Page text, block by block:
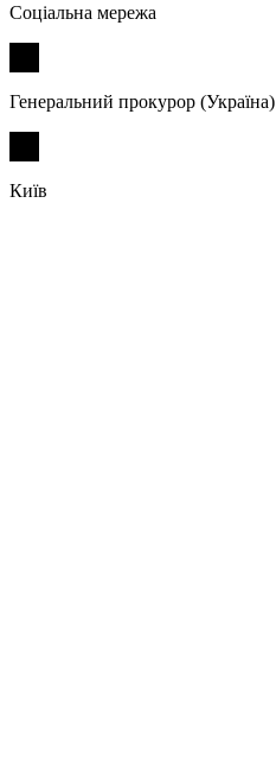
Соціальна мережа
Генеральний прокурор (Україна)
Київ